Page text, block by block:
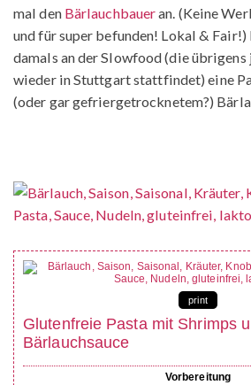
mal den Bärlauchbaueran. (Keine
und für super befunden! Lokal &
damals an der Slowfood (die
wieder in Stuttgart stattfindet) eine
(oder gar gefriergetrocknetem?)
print
Glutenfreie Pasta mit Shrimps
Bärlauchsauce
Vorbereitung